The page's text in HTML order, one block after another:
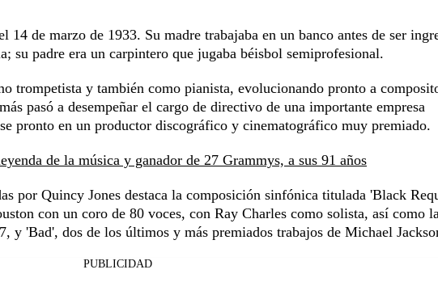
de marzo de 1933. Su madre trabajaba en un banco antes de ser
su padre era un carpintero que jugaba béisbol semiprofesional.
trompetista y también como pianista, evolucionando pronto a
pasó a desempeñar el cargo de directivo de una importante empresa
pronto en un productor discográfico y cinematográfico muy premiado.
de la música y ganador de 27 Grammys, a sus 91 años
por Quincy Jones destaca la composición sinfónica titulada 'Black
con un coro de 80 voces, con Ray Charles como solista, así como
y 'Bad', dos de los últimos y más premiados trabajos de Michael
PUBLICIDAD